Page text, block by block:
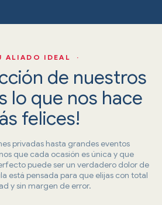
ALIADO IDEAL ·
de nuestros
lo que nos hace
felices!
privadas hasta grandes eventos
que cada ocasión es única y que
puede ser un verdadero dolor de
está pensada para que elijas con total
y sin margen de error.